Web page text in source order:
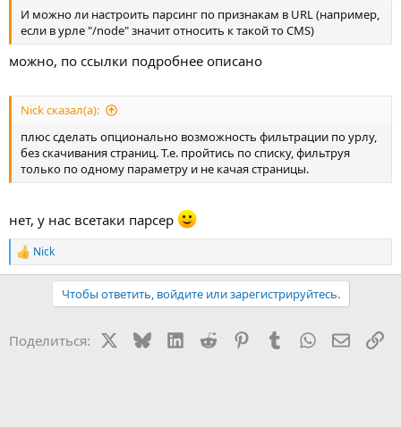
И можно ли настроить парсинг по признакам в URL (например,
если в урле "/node" значит относить к такой то CMS)
можно, по ссылки подробнее описано
Nick сказал(а):
плюс сделать опционально возможность фильтрации по урлу,
без скачивания страниц. Т.е. пройтись по списку, фильтруя
только по одному параметру и не качая страницы.
нет, у нас всетаки парсер
Р
е
и
Nick
Чтобы ответить, войдите или зарегистрируйтесь.
Поделиться: BlueskyLinkedIn
Reddit PinterestTumblr WhatsApp